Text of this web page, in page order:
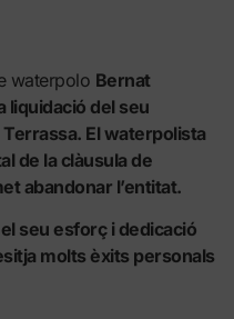
waterpolo Bernat
liquidació del seu
El waterpolista
de la clàusula de
abandonar l’entitat.
seu esforç i dedicació
molts èxits personals